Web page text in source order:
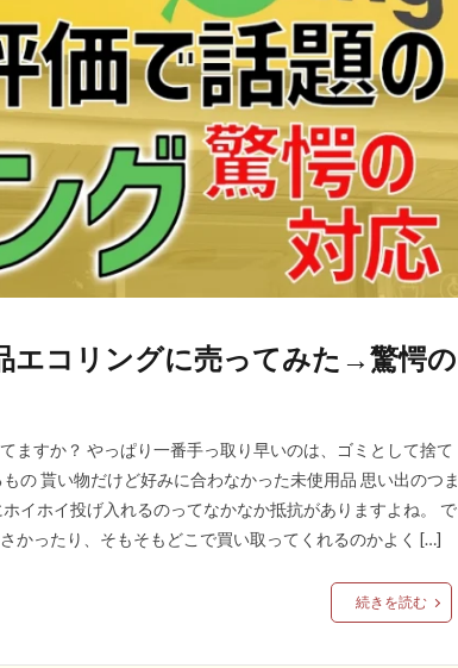
エコリングに売ってみた→驚愕の
ますか？ やっぱり一番手っ取り早いのは、ゴミとして捨て
の 貰い物だけど好みに合わなかった未使用品 思い出のつま
イホイ投げ入れるのってなかなか抵抗がありますよね。 で
かったり、そもそもどこで買い取ってくれるのかよく […]
続きを読む